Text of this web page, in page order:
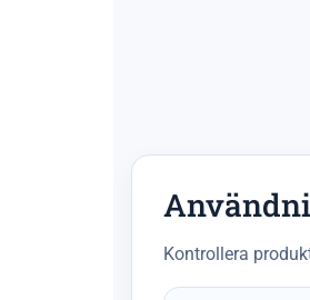
Kontrollera